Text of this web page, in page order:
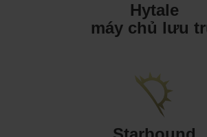
Hytale
máy chủ lưu